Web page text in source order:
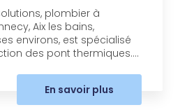
plombier à
Aix les bains,
environs, est spécialisé
des pont thermiques....
En savoir plus